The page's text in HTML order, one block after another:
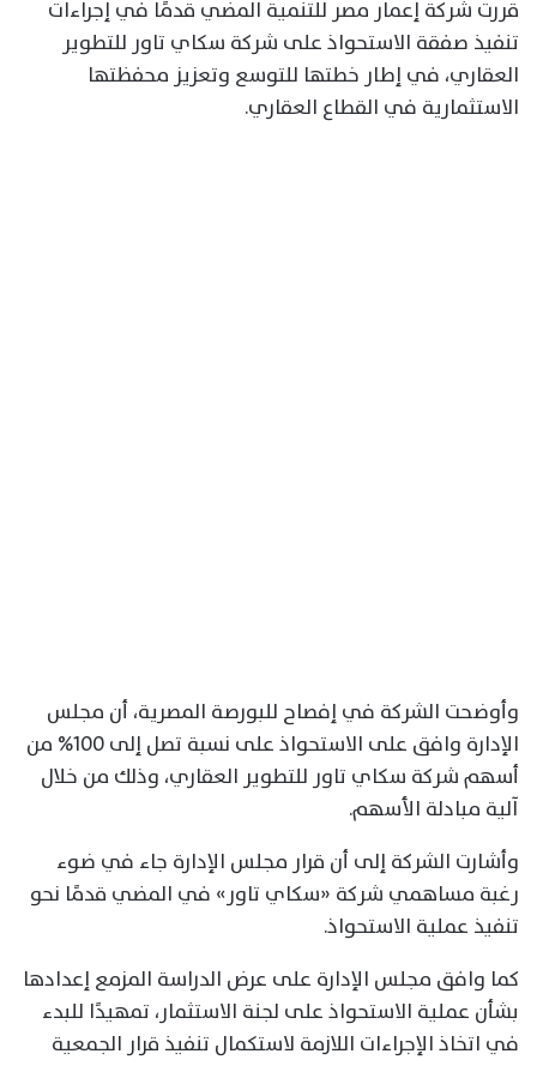
قررت شركة إعمار مصر للتنمية المضي قدمًا في إجراءات
تنفيذ صفقة الاستحواذ على شركة سكاي تاور للتطوير
العقاري، في إطار خطتها للتوسع وتعزيز محفظتها
الاستثمارية في القطاع العقاري.
وأوضحت الشركة في إفصاح للبورصة المصرية، أن مجلس
الإدارة وافق على الاستحواذ على نسبة تصل إلى 100% من
أسهم شركة سكاي تاور للتطوير العقاري، وذلك من خلال
آلية مبادلة الأسهم.
وأشارت الشركة إلى أن قرار مجلس الإدارة جاء في ضوء
رغبة مساهمي شركة «سكاي تاور» في المضي قدمًا نحو
تنفيذ عملية الاستحواذ.
كما وافق مجلس الإدارة على عرض الدراسة المزمع إعدادها
بشأن عملية الاستحواذ على لجنة الاستثمار، تمهيدًا للبدء
في اتخاذ الإجراءات اللازمة لاستكمال تنفيذ قرار الجمعية